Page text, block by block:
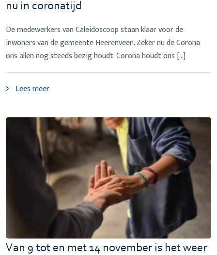
nu in coronatijd
De medewerkers van Caleidoscoop staan klaar voor de
inwoners van de gemeente Heerenveen. Zeker nu de Corona
ons allen nog steeds bezig houdt. Corona houdt ons […]
Lees meer
Van 9 tot en met 14 november is het weer